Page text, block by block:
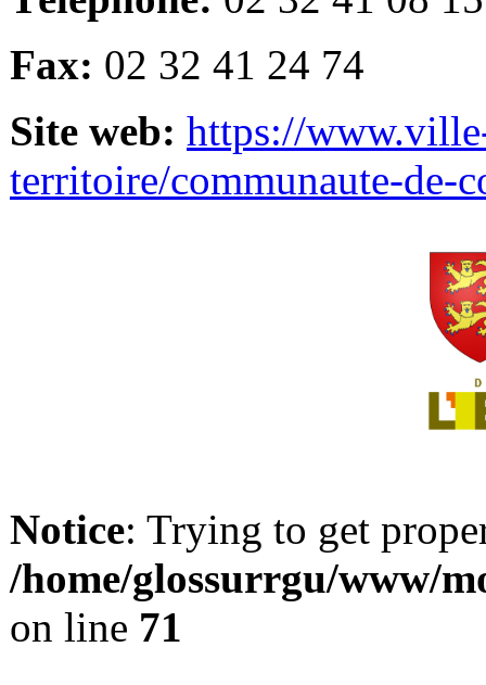
Fax: 02 32 41 24 74
Site web: https://
territoire/communaute-de-
Notice: Trying to get
/home/glossurrgu/www/
on line 71